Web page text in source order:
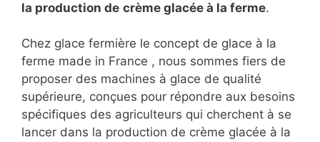
la production de crème glacée à la ferme.
Chez glace fermière le concept de glace à la
ferme made in France , nous sommes fiers de
proposer des machines à glace de qualité
supérieure, conçues pour répondre aux besoins
spécifiques des agriculteurs qui cherchent à se
lancer dans la production de crème glacée à la